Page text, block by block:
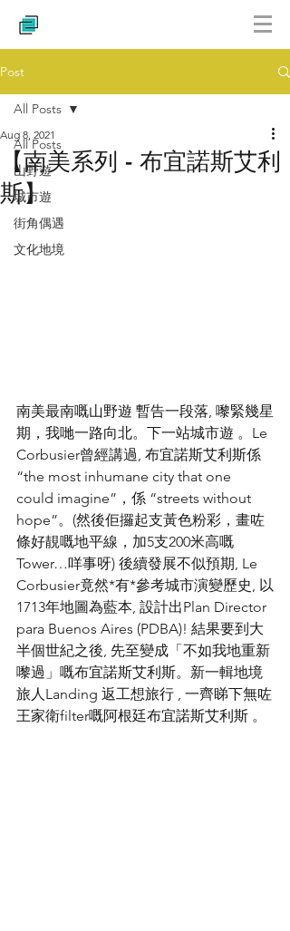
Post
All Posts
山野遊
城市遊
街角偶遇
文化地境
All Posts
【南美系列 - 布宜諾斯艾利
斯】
Aug 8, 2021
南美最南嘅山野遊 暫告一段落, 嚟緊幾星
期，我哋一路向北。下一站城市遊 。Le
Corbusier曾經講過, 布宜諾斯艾利斯係
“the most inhumane city that one
could imagine”，係 “streets without
hope”。(然後佢攞起支黃色粉彩，畫咗
條好靚嘅地平線，加5支200米高嘅
Tower…咩事呀) 後續發展不似預期, Le
Corbusier竟然*有*參考城市演變歷史, 以
1713年地圖為藍本, 設計出Plan Director
para Buenos Aires (PDBA)! 結果要到大
半個世紀之後, 先至變成「不如我地重新
嚟過」嘅布宜諾斯艾利斯。新一輯地境
旅人Landing 返工想旅行 , 一齊睇下無咗
王家衛filter嘅阿根廷布宜諾斯艾利斯 。